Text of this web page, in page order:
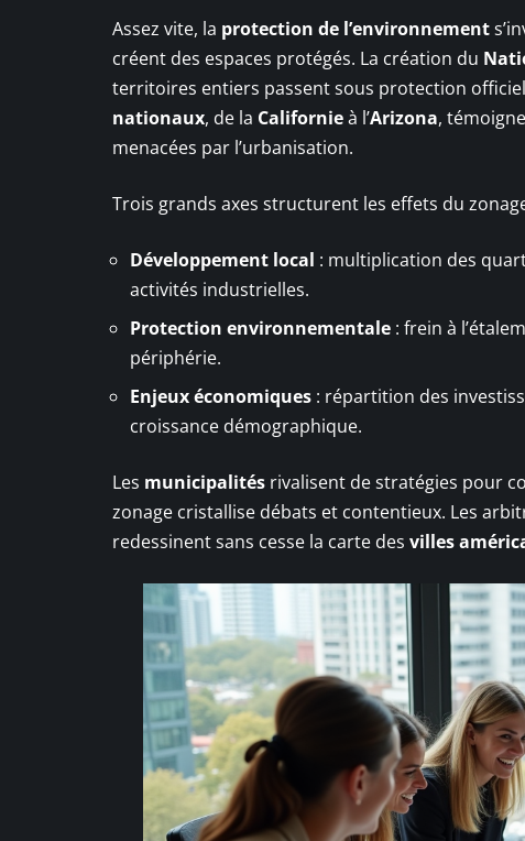
Assez vite, la protection de l’environnement
créent des espaces protégés. La création du
territoires entiers passent sous protection
nationaux, de la Californieà l’Arizona,
menacées par l’urbanisation.
Trois grands axes structurent les effets du
Développement local : multiplication des
activités industrielles.
Protection environnementale : frein à
périphérie.
Enjeux économiques : répartition des
croissance démographique.
Les municipalités rivalisent de stratégies pour
zonage cristallise débats et contentieux. Les
redessinent sans cesse la carte des villes